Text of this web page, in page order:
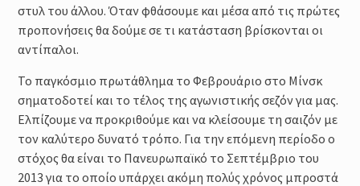
στυλ του άλλου. Όταν φθάσουμε και μέσα από τις πρώτες
προπονήσεις θα δούμε σε τι κατάσταση βρίσκονται οι
αντίπαλοι.
Το παγκόσμιο πρωτάθλημα το Φεβρουάριο στο Μίνσκ
σηματοδοτεί και το τέλος της αγωνιστικής σεζόν για μας.
Ελπίζουμε να προκριθούμε και να κλείσουμε τη σαιζόν με
τον καλύτερο δυνατό τρόπο. Για την επόμενη περίοδο ο
στόχος θα είναι το Πανευρωπαϊκό το Σεπτέμβριο του
2013 για το οποίο υπάρχει ακόμη πολύς χρόνος μπροστά